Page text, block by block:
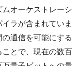
オーケストレーシ
ラが含まれていま
通信を可能にする
ことで、現在の数百